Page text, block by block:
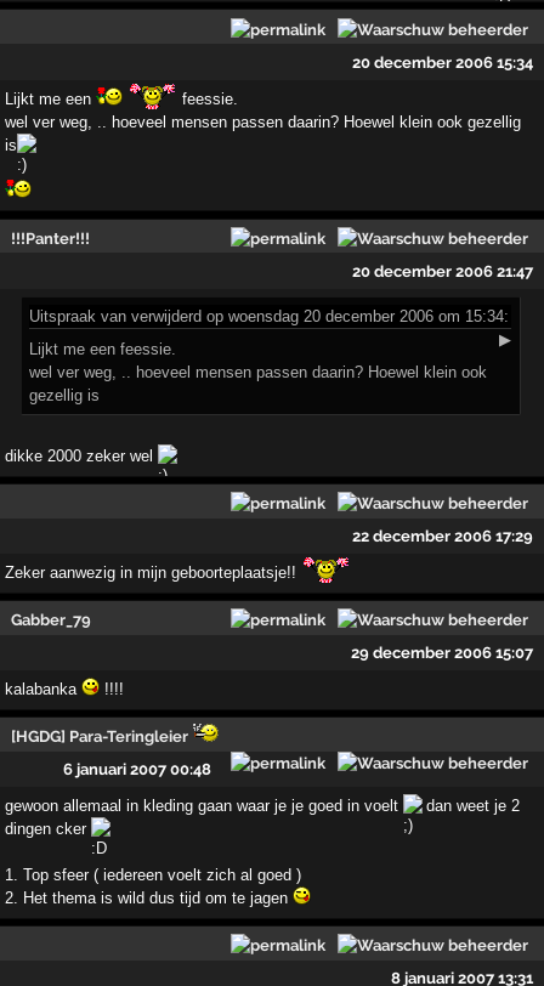
20 december 2006 15:34
Lijkt me een
feessie.
wel ver weg, .. hoeveel mensen passen daarin? Hoewel klein ook gezellig
is
!!!Panter!!!
20 december 2006 21:47
Uitspraak van verwijderd op woensdag 20 december 2006 om 15:34:
▶
Lijkt me een feessie.
wel ver weg, .. hoeveel mensen passen daarin? Hoewel klein ook
gezellig is
dikke 2000 zeker wel
22 december 2006 17:29
Zeker aanwezig in mijn geboorteplaatsje!!
Gabber_79
29 december 2006 15:07
kalabanka !!!!
[HGDG] Para-Teringleier
6 januari 2007 00:48
gewoon allemaal in kleding gaan waar je je goed in voelt
dan weet je 2
dingen cker
1. Top sfeer ( iedereen voelt zich al goed )
2. Het thema is wild dus tijd om te jagen
8 januari 2007 13:31